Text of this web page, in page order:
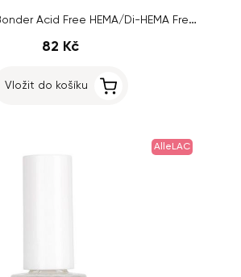
AlleLac Ultra Bonder Acid Free HEMA/Di-HEMA Free, 7 ml
82 Kč
Vložit do košíku
AlleLAC